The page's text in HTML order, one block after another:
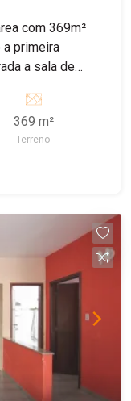
com 369m²
primeira
a sala de
quartos,
369 m²
Terreno